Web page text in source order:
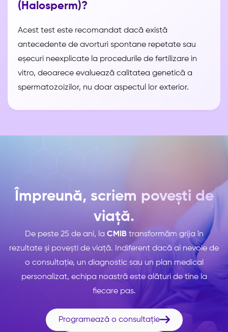
(Halosperm)?
Acest test este recomandat dacă există
antecedente de avorturi spontane repetate sau
eșecuri neexplicate la procedurile de fertilizare in
vitro, deoarece evaluează calitatea genetică a
spermatozoizilor, nu doar aspectul lor exterior.
Împreună, scriem povești de
viață.
De peste 25 de ani, la CMIBtransformăm grija în
rezultate și povești de viață. Indiferent dacă ai nevoie de
o consultație, un diagnostic sau un plan medical
personalizat, echipa noastră este alături de tine la
fiecare pas.
Programează o consultație